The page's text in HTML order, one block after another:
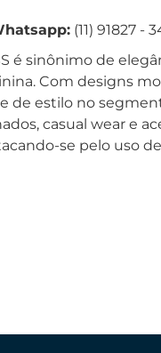
(11) 91827 -
é sinônimo de
Com designs
de estilo no
casual wear e
se pelo uso